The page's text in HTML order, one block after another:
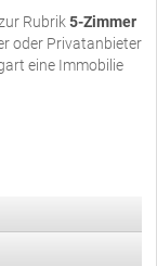
Rubrik 5-Zimmer
oder Privatanbieter
eine Immobilie